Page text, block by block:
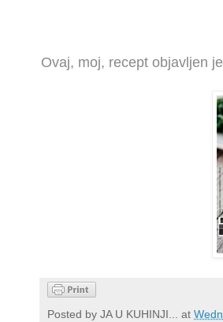
Ovaj, moj, recept objavljen
Posted by JA U KUHINJI... at